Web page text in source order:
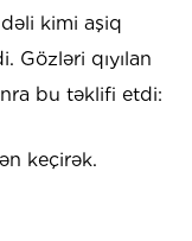
kimi aşiq
Gözləri qıyılan
bu təklifi etdi:
keçirək.